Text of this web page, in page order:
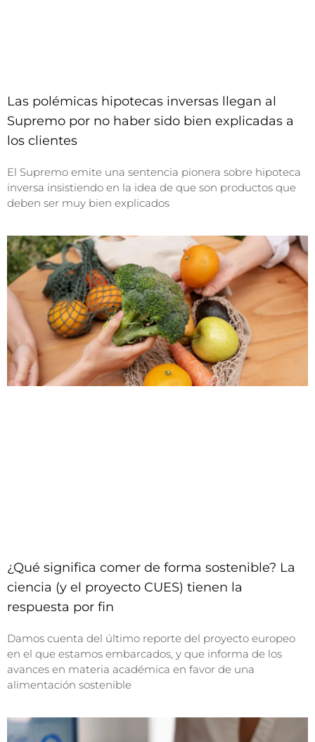
Las polémicas hipotecas inversas llegan al
Supremo por no haber sido bien explicadas a
los clientes
El Supremo emite una sentencia pionera sobre hipoteca
inversa insistiendo en la idea de que son productos que
deben ser muy bien explicados
¿Qué significa comer de forma sostenible? La
ciencia (y el proyecto CUES) tienen la
respuesta por fin
Damos cuenta del último reporte del proyecto europeo
en el que estamos embarcados, y que informa de los
avances en materia académica en favor de una
alimentación sostenible